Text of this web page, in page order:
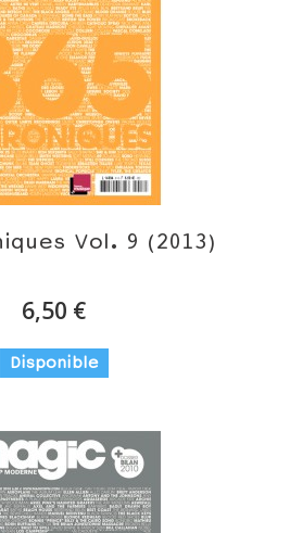
Vol. 9 (2013)
6,50 €
Disponible